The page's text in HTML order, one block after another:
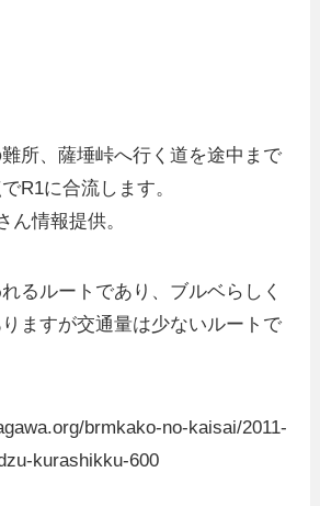
所、薩埵峠へ行く道を途中まで
R1に合流します。
ん情報提供。
るルートであり、ブルベらしく
ますが交通量は少ないルートで
brmkako-no-kaisai/2011-
kurashikku-600